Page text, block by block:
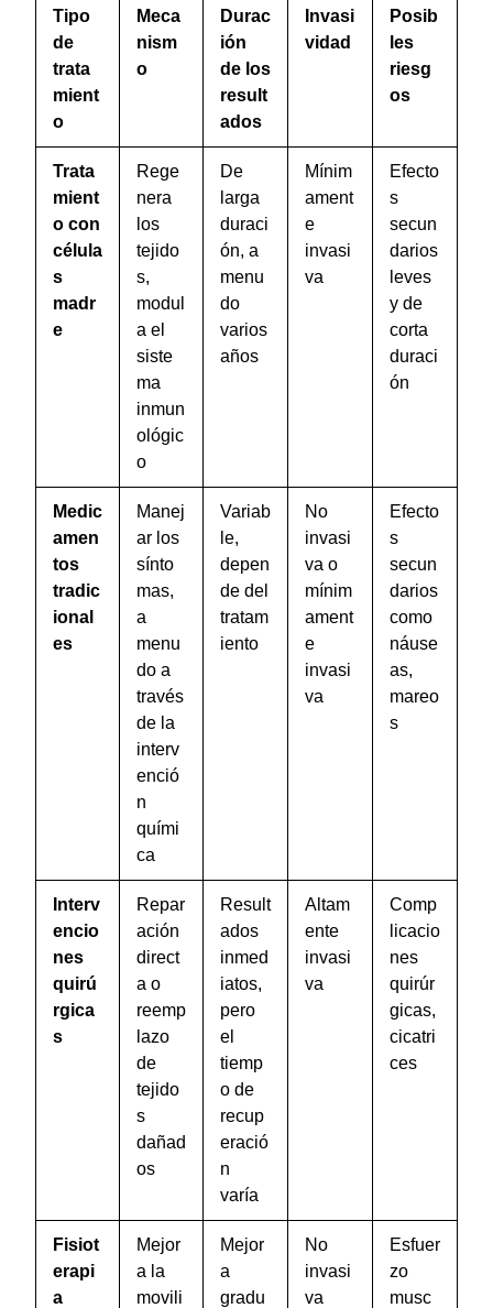
Tipo
de
trata
mient
o
Meca
nism
o
Durac
ión
de los
result
ados
Invasi
vidad
Posib
les
riesg
os
Trata
mient
o con
célula
s
madr
e
Rege
nera
los
tejido
s,
modul
a el
siste
ma
inmun
ológic
o
De
larga
duraci
ón, a
menu
do
varios
años
Mínim
ament
e
invasi
va
Efecto
s
secun
darios
leves
y de
corta
duraci
ón
Medic
amen
tos
tradic
ional
es
Manej
ar los
sínto
mas,
a
menu
do a
través
de la
interv
enció
n
quími
ca
Variab
le,
depen
de del
tratam
iento
No
invasi
va o
mínim
ament
e
invasi
va
Efecto
s
secun
darios
como
náuse
as,
mareo
s
Interv
encio
nes
quirú
rgica
s
Repar
ación
direct
a o
reemp
lazo
de
tejido
s
dañad
os
Result
ados
inmed
iatos,
pero
el
tiemp
o de
recup
eració
n
varía
Altam
ente
invasi
va
Comp
licacio
nes
quirúr
gicas,
cicatri
ces
Fisiot
erapi
a
Mejor
a la
movili
Mejor
a
gradu
No
invasi
va
Esfuer
zo
musc